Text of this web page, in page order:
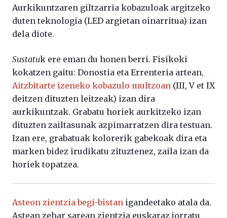
Aurkikuntzaren giltzarria kobazuloak argitzeko
duten teknologia (LED argietan oinarritua) izan
dela diote.
Sustatuk ere eman du honen berri. Fisikoki
kokatzen gaitu: Donostia eta Errenteria artean,
Aitzbitarte izeneko kobazulo multzoan (III, V et IX
deitzen dituzten leitzeak) izan dira
aurkikuntzak. Grabatu horiek aurkitzeko izan
dituzten zailtasunak azpimarratzen dira testuan.
Izan ere, grabatuak kolorerik gabekoak dira eta
marken bidez irudikatu zituztenez, zaila izan da
horiek topatzea.
Asteon zientzia begi-bistan igandeetako atala da.
Astean zehar sarean zientzia euskaraz jorratu